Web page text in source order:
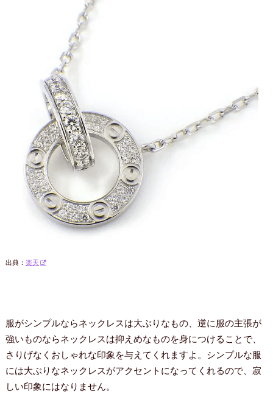
出典： 楽天
服がシンプルならネックレスは大ぶりなもの、逆に服の主張が
強いものならネックレスは抑えめなものを身につけることで、
さりげなくおしゃれな印象を与えてくれますよ。シンプルな服
には大ぶりなネックレスがアクセントになってくれるので、寂
しい印象にはなりません。